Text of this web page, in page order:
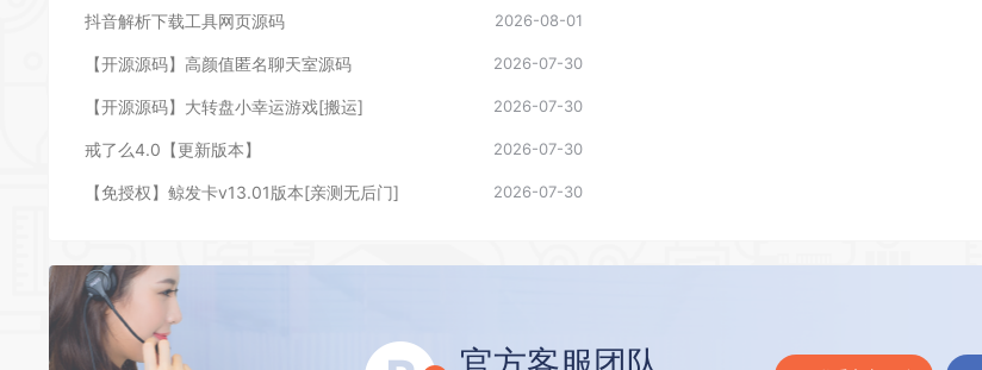
抖音解析下载工具网页源码 2026-08-01
【开源源码】高颜值匿名聊天室源码 2026-07-30
【开源源码】大转盘小幸运游戏[搬运] 2026-07-30
戒了么4.0【更新版本】 2026-07-30
【免授权】鲸发卡v13.01版本[亲测无后门] 2026-07-30